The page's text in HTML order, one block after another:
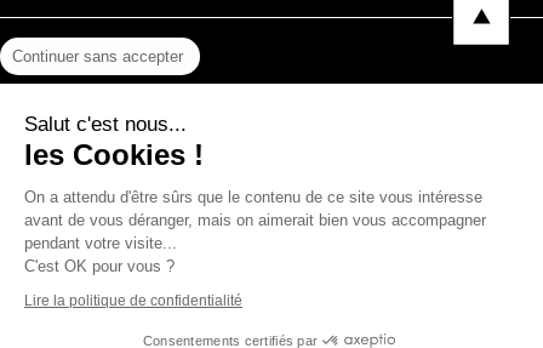
Protection des données
Photos, Vidéos & Catalogues
Continuer sans accepter
Salut c'est nous...
les Cookies !
On a attendu d'être sûrs que le contenu de ce site vous intéresse
avant de vous déranger, mais on aimerait bien vous accompagner
pendant votre visite...
C'est OK pour vous ?
Lire la politique de confidentialité
Consentements certifiés par